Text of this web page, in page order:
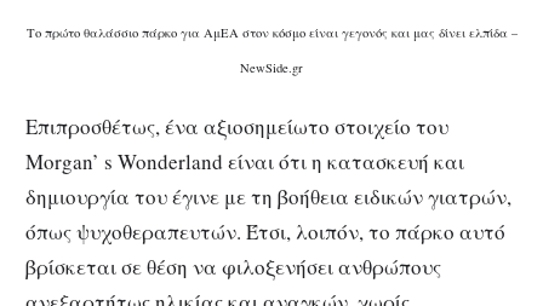
Το πρώτο θαλάσσιο πάρκο για ΑμΕΑ στον κόσμο είναι γεγονός και μας δίνει ελπίδα –
NewSide.gr
Επιπροσθέτως, ένα αξιοσημείωτο στοιχείο του
Morgan’ s Wonderland είναι ότι η κατασκευή και
δημιουργία του έγινε με τη βοήθεια ειδικών γιατρών,
όπως ψυχοθεραπευτών. Έτσι, λοιπόν, το πάρκο αυτό
βρίσκεται σε θέση να φιλοξενήσει ανθρώπους